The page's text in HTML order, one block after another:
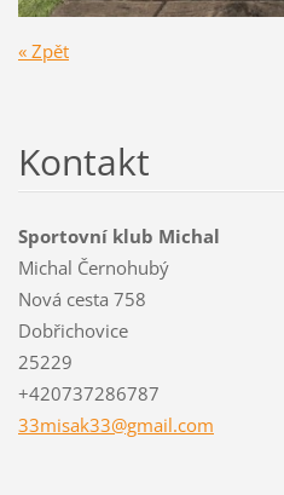
« Zpět
Kontakt
Sportovní klub Michal
Michal Černohubý
Nová cesta 758
Dobřichovice
25229
+420737286787
33misak33@gmail.com